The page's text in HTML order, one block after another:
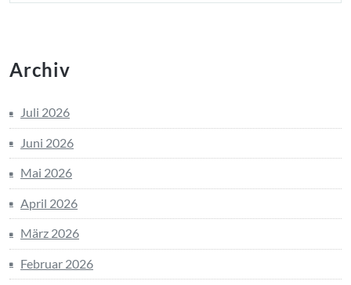
Archiv
Juli 2026
Juni 2026
Mai 2026
April 2026
März 2026
Februar 2026